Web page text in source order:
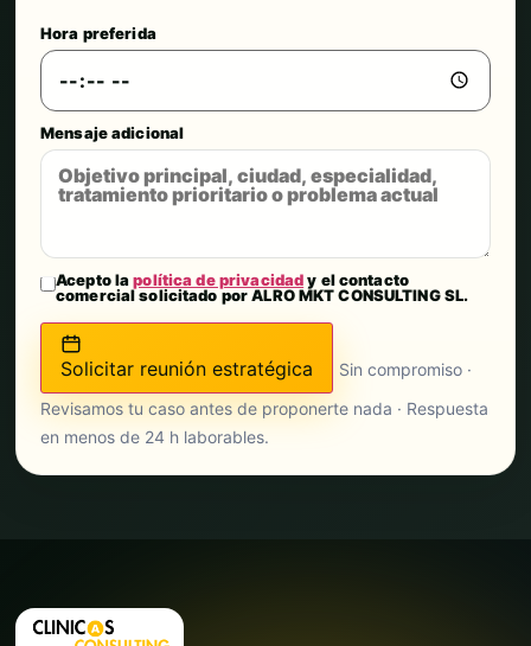
Hora preferida
Mensaje adicional
Acepto lapolítica de privacidady el contacto
comercial solicitado por ALRO MKT CONSULTING SL.
Solicitar reunión estratégica
Sin compromiso ·
Revisamos tu caso antes de proponerte nada · Respuesta
en menos de 24 h laborables.